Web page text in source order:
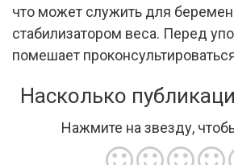
что может служить для
стабилизатором веса. Перед
помешает
Насколько
Нажмите на звезду,